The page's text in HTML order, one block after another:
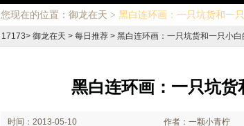
您现在的位置：御龙在天 > 黑白连环画：一只坑货和一
17173> 御龙在天 > 每日推荐 > 黑白连环画：一只坑货和一只小白
黑白连环画：一只坑货
时间：2013-05-10 作者：一颗小青柠